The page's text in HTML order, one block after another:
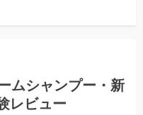
ムシャンプー・新
レビュー